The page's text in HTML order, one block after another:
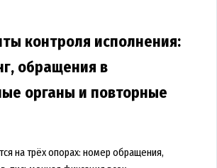
контроля исполнения:
обращения в
органы и повторные
на трёх опорах: номер обращения,